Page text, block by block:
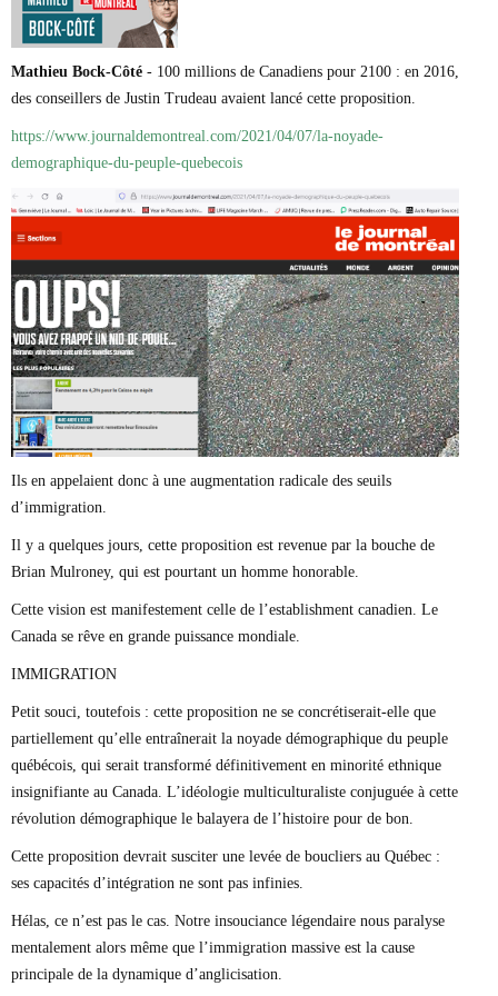
Marie-Eve Doyon
Mathieu Bock Côté
Normand Lester
Philippe Léger
Remi Nadeau
Richard Béliveau
Richard Martineau
Réjean Parent
Sophie Durocher
Thomas Mulcair
Véronyque Tremblay
Mathieu Bock-Côté - 100 millions de Canadiens pour 2100 : en 2016,
des conseillers de Justin Trudeau avaient lancé cette proposition.
https://www.journaldemontreal.com/2021/04/07/la-noyade-
demographique-du-peuple-quebecois
Ils en appelaient donc à une augmentation radicale des seuils
d’immigration.
Il y a quelques jours, cette proposition est revenue par la bouche de
Brian Mulroney, qui est pourtant un homme honorable.
Cette vision est manifestement celle de l’establishment canadien. Le
Canada se rêve en grande puissance mondiale.
IMMIGRATION
Petit souci, toutefois : cette proposition ne se concrétiserait-elle que
partiellement qu’elle entraînerait la noyade démographique du peuple
québécois, qui serait transformé définitivement en minorité ethnique
insignifiante au Canada. L’idéologie multiculturaliste conjuguée à cette
révolution démographique le balayera de l’histoire pour de bon.
Cette proposition devrait susciter une levée de boucliers au Québec :
ses capacités d’intégration ne sont pas infinies.
Hélas, ce n’est pas le cas. Notre insouciance légendaire nous paralyse
mentalement alors même que l’immigration massive est la cause
principale de la dynamique d’anglicisation.